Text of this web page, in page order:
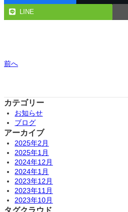
LINE
前へ
カテゴリー
お知らせ
ブログ
アーカイブ
2025年2月
2025年1月
2024年12月
2024年1月
2023年12月
2023年11月
2023年10月
タグクラウド